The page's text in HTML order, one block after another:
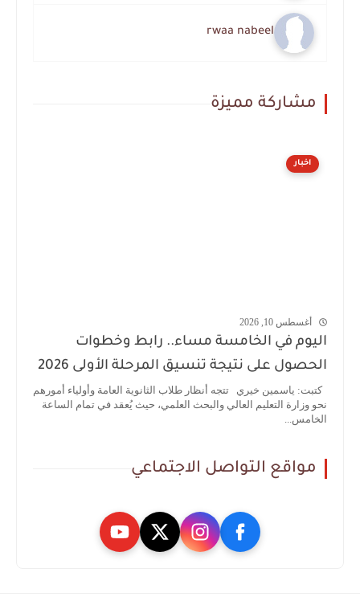
rwaa nabeel
مشاركة مميزة
اخبار
أغسطس 10, 2026
اليوم في الخامسة مساء.. رابط وخطوات
الحصول على نتيجة تنسيق المرحلة الأولى 2026
كتبت: ياسمين خيري تتجه أنظار طلاب الثانوية العامة وأولياء أمورهم
نحو وزارة التعليم العالي والبحث العلمي، حيث يُعقد في تمام الساعة
الخامس...
مواقع التواصل الاجتماعي